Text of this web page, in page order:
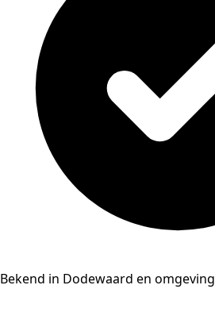
Bekend in Dodewaard en omgeving